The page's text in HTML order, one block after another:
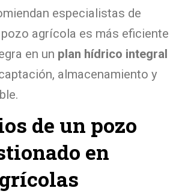
especialistas de
pozo agrícola es más eficiente
en un plan hídrico integral
almacenamiento y
de un pozo
en